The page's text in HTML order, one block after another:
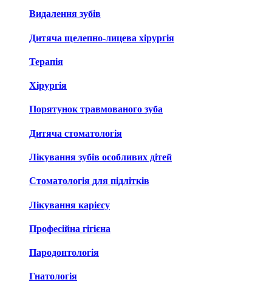
Видалення зубів
Дитяча щелепно-лицева хірургія
Терапія
Хірургія
Порятунок травмованого зуба
Дитяча стоматологія
Лікування зубів особливих дітей
Стоматологія для підлітків
Лікування карієсу
Професійна гігієна
Пародонтологія
Гнатологія